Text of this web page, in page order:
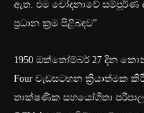
ඇත. එම චෝදනාවේ සම්පූර්ණ
ප්‍රධාන ක්‍රම පිළිබඳව”
1950 ඔක්තෝම්බර් 27 දින
Four වැඩසටහන ක්‍රියාත්මක
තාක්ෂණික සහයෝගිතා